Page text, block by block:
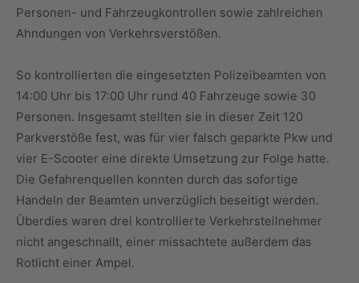
Personen- und Fahrzeugkontrollen sowie zahlreichen
Ahndungen von Verkehrsverstößen.
So kontrollierten die eingesetzten Polizeibeamten von
14:00 Uhr bis 17:00 Uhr rund 40 Fahrzeuge sowie 30
Personen. Insgesamt stellten sie in dieser Zeit 120
Parkverstöße fest, was für vier falsch geparkte Pkw und
vier E-Scooter eine direkte Umsetzung zur Folge hatte.
Die Gefahrenquellen konnten durch das sofortige
Handeln der Beamten unverzüglich beseitigt werden.
Überdies waren drei kontrollierte Verkehrsteilnehmer
nicht angeschnallt, einer missachtete außerdem das
Rotlicht einer Ampel.